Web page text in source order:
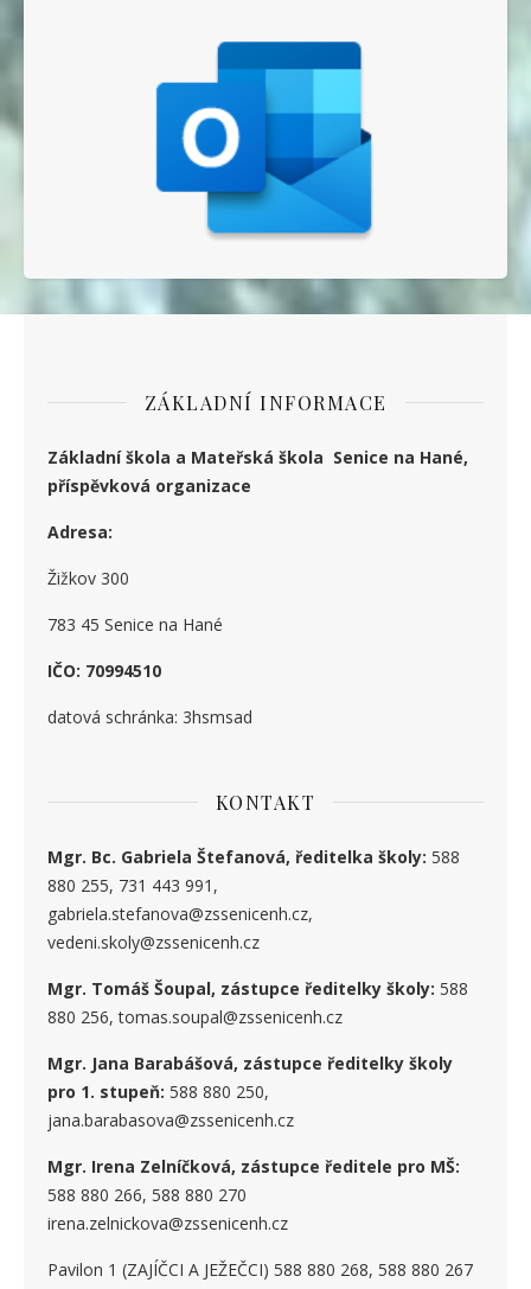
ZÁKLADNÍ INFORMACE
Základní škola a Mateřská škola Senice na Hané,
příspěvková organizace
Adresa:
Žižkov 300
783 45 Senice na Hané
IČO: 70994510
datová schránka: 3hsmsad
KONTAKT
Mgr. Bc. Gabriela Štefanová, ředitelka školy: 588
880 255, 731 443 991,
gabriela.stefanova@zssenicenh.cz,
vedeni.skoly@zssenicenh.cz
Mgr. Tomáš Šoupal, zástupce ředitelky školy: 588
880 256, tomas.soupal@zssenicenh.cz
Mgr. Jana Barabášová, zástupce ředitelky školy
pro 1. stupeň: 588 880 250,
jana.barabasova@zssenicenh.cz
Mgr. Irena Zelníčková, zástupce ředitele pro MŠ:
588 880 266, 588 880 270
irena.zelnickova@zssenicenh.cz
Pavilon 1 (ZAJÍČCI A JEŽEČCI) 588 880 268, 588 880 267